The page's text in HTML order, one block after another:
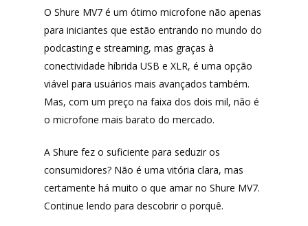
O Shure MV7 é um ótimo microfone não apenas
para iniciantes que estão entrando no mundo do
podcasting e streaming, mas graças à
conectividade híbrida USB e XLR, é uma opção
viável para usuários mais avançados também.
Mas, com um preço na faixa dos dois mil, não é
o microfone mais barato do mercado.
A Shure fez o suficiente para seduzir os
consumidores? Não é uma vitória clara, mas
certamente há muito o que amar no Shure MV7.
Continue lendo para descobrir o porquê.